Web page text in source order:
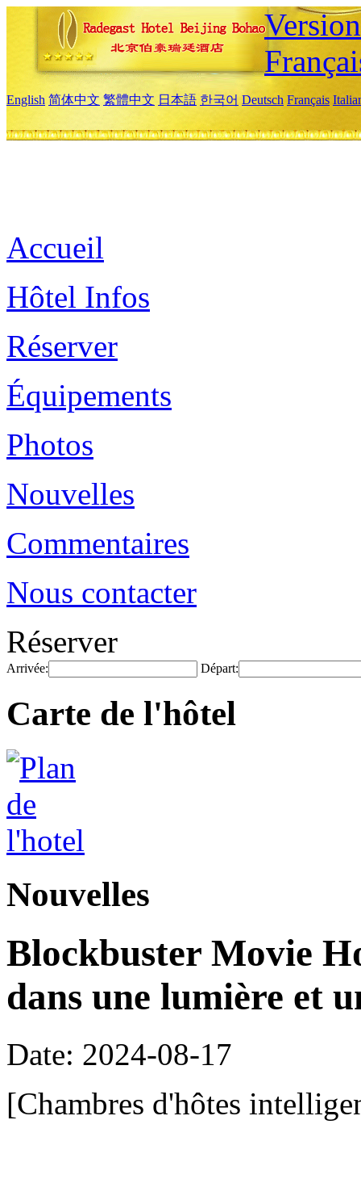
English 简体中文 繁體中文 日本語 한국어 Deutsch Français
Accueil
Hôtel Infos
Réserver
Équipements
Photos
Nouvelles
Commentaires
Nous contacter
Réserver
Arrivée: Départ:
Carte de l'hôtel
Nouvelles
Blockbuster Movie
dans une lumière et
Date: 2024-08-17
[Chambres d'hôtes